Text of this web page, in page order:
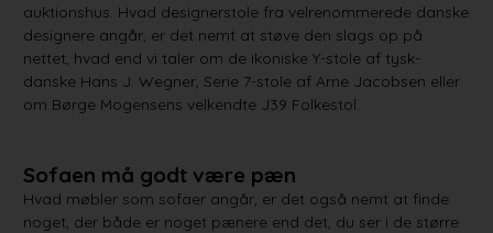
auktionshus. Hvad designerstole fra velrenommerede danske
designere angår, er det nemt at støve den slags op på
nettet, hvad end vi taler om de ikoniske Y-stole af tysk-
danske Hans J. Wegner, Serie 7-stole af Arne Jacobsen eller
om Børge Mogensens velkendte J39 Folkestol.
Sofaen må godt være pæn
Hvad møbler som sofaer angår, er det også nemt at finde
noget, der både er noget pænere end det, du ser i de større